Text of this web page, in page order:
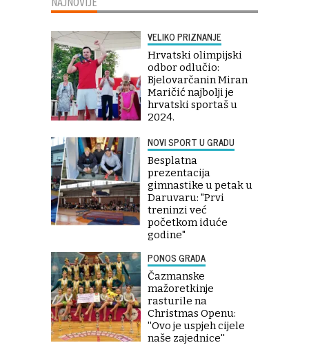
VELIKO PRIZNANJE
Hrvatski olimpijski
odbor odlučio:
Bjelovarčanin Miran
Maričić najbolji je
hrvatski sportaš u
2024.
NOVI SPORT U GRADU
Besplatna
prezentacija
gimnastike u petak u
Daruvaru: "Prvi
treninzi već
početkom iduće
godine"
PONOS GRADA
Čazmanske
mažoretkinje
rasturile na
Christmas Openu:
''Ovo je uspjeh cijele
naše zajednice''